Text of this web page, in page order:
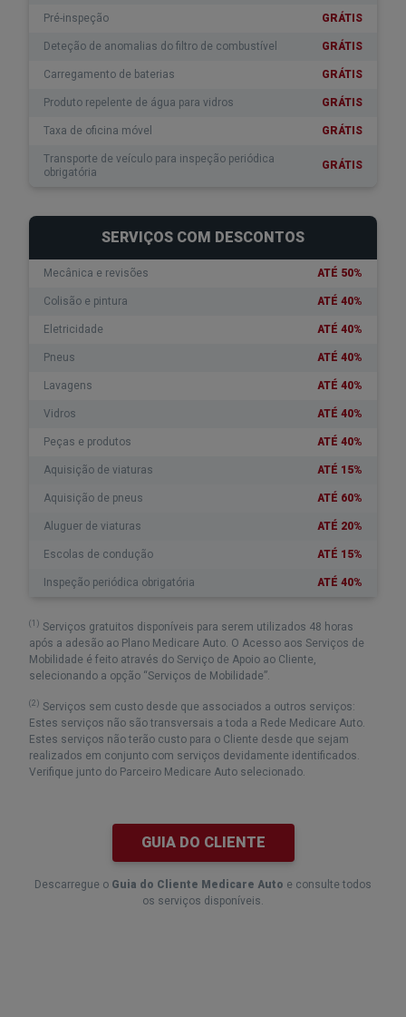
SERVIÇOS COM DESCONTOS
Mecânica e revisões ATÉ 50%
Colisão e pintura ATÉ 40%
Eletricidade ATÉ 40%
Pneus ATÉ 40%
Lavagens ATÉ 40%
Vidros ATÉ 40%
Peças e produtos ATÉ 40%
Aquisição de viaturas ATÉ 15%
Aquisição de pneus ATÉ 60%
Aluguer de viaturas ATÉ 20%
Escolas de condução ATÉ 15%
Inspeção periódica obrigatória ATÉ 40%
(1) Serviços gratuitos disponíveis para serem utilizados 48 horas
após a adesão ao Plano Medicare Auto. O Acesso aos Serviços de
Mobilidade é feito através do Serviço de Apoio ao Cliente,
selecionando a opção “Serviços de Mobilidade”.
(2) Serviços sem custo desde que associados a outros serviços:
Estes serviços não são transversais a toda a Rede Medicare Auto.
Estes serviços não terão custo para o Cliente desde que sejam
realizados em conjunto com serviços devidamente identificados.
Verifique junto do Parceiro Medicare Auto selecionado.
Pré-inspeção GRÁTIS
Deteção de anomalias do filtro de combustível GRÁTIS
Carregamento de baterias GRÁTIS
Produto repelente de água para vidros GRÁTIS
Taxa de oficina móvel GRÁTIS
Transporte de veículo para inspeção periódica
obrigatória
GRÁTIS
GUIA DO CLIENTE
Descarregue o Guia do Cliente Medicare Auto e consulte todos
os serviços disponíveis.